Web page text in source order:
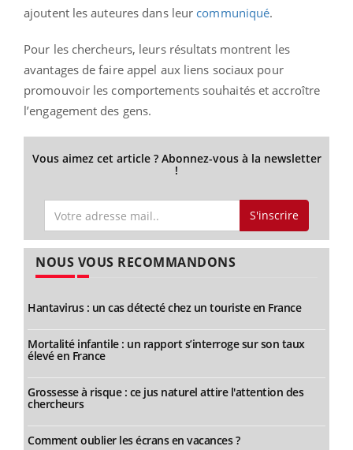
ajoutent les auteures dans leur communiqué.
Pour les chercheurs, leurs résultats montrent les
avantages de faire appel aux liens sociaux pour
promouvoir les comportements souhaités et accroître
l’engagement des gens.
Vous aimez cet article ? Abonnez-vous à la newsletter
!
S'inscrire
NOUS VOUS RECOMMANDONS
Hantavirus : un cas détecté chez un touriste en France
Mortalité infantile : un rapport s’interroge sur son taux
élevé en France
Grossesse à risque : ce jus naturel attire l'attention des
chercheurs
Comment oublier les écrans en vacances ?